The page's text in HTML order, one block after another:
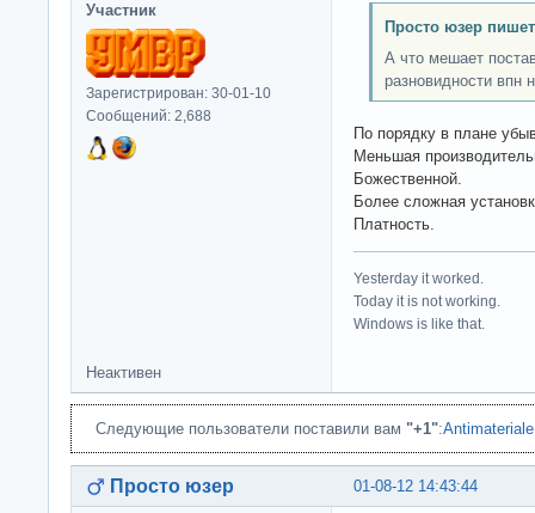
Участник
Зарегистрирован: 30-01-10
Сообщений: 2,688
Просто юзер
А что мешает
разновидности впн
По порядку в плане
Меньшая
Божественной.
Более сложная
Платность.
Yesterday it worked.
Today it is not working.
Windows is like that.
Неактивен
Следующие пользователи поставили вам "+1":Antimateriale
01-08-12 14:43:44
Просто юзер